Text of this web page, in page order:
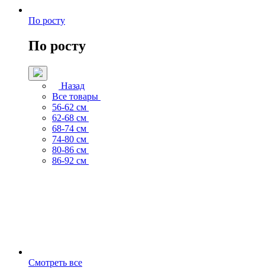
По росту
По росту
Назад
Все товары
56-62 см
62-68 см
68-74 см
74-80 см
80-86 см
86-92 см
Смотреть все